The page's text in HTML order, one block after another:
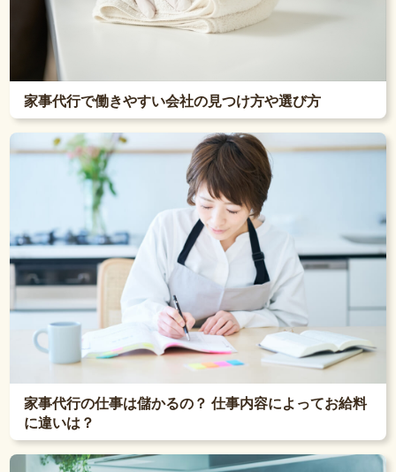
家事代行で働きやすい会社の見つけ方や選び方
家事代行の仕事は儲かるの？ 仕事内容によってお給料
に違いは？